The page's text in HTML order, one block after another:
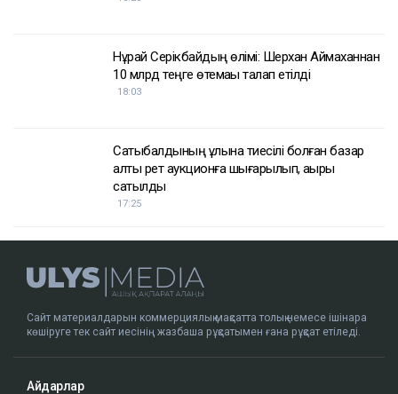
Нұрай Серікбайдың өлімі: Шерхан Аймаханнан
10 млрд теңге өтемақы талап етілді
18:03
Сатыбалдының ұлына тиесілі болған базар
алты рет аукционға шығарылып, ақыры
сатылды
17:25
Сайт материалдарын коммерциялық мақсатта толық немесе ішінара
көшіруге тек сайт иесінің жазбаша рұқсатымен ғана рұқсат етіледі.
Айдарлар